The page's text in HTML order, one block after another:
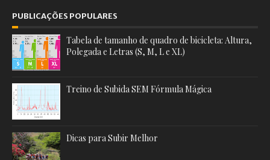
PUBLICAÇÕES POPULARES
Tabela de tamanho de quadro de bicicleta: Altura,
Polegada e Letras (S, M, L e XL)
Treino de Subida SEM Fórmula Mágica
Dicas para Subir Melhor